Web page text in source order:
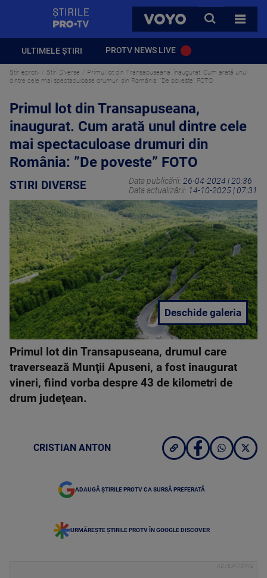
VOYO
CAUTA
TOATE
ULTIMELE ȘTIRI PROTV NEWS LIVE
Stirileprotv Stiri Diverse
Primul lot din Transapuseana, inaugurat. Cum arată unul
dintre cele mai spectaculoase drumuri din România: ”De poveste” FOTO
Primul lot din Transapuseana,
inaugurat. Cum arată unul dintre cele
mai spectaculoase drumuri din
România: ”De poveste” FOTO
STIRI DIVERSE Data publicării: 26-04-2024 | 20:36
Data actualizării: 14-10-2025 | 07:31
Deschide galeria
Primul lot din Transapuseana, drumul care
traversează Munţii Apuseni, a fost inaugurat
vineri, fiind vorba despre 43 de kilometri de
drum judeţean.
CRISTIAN ANTON
ADAUGĂ ȘTIRILE PROTV CA SURSĂ PREFERATĂ
URMĂREȘTE ȘTIRILE PROTV ÎN GOOGLE DISCOVER